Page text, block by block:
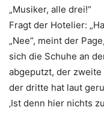
„Musiker, alle drei!“
Fragt der Hotelier:
„Nee“, meint der
sich die Schuhe an
abgeputzt, der
der dritte hat laut
‚Ist denn hier nichts